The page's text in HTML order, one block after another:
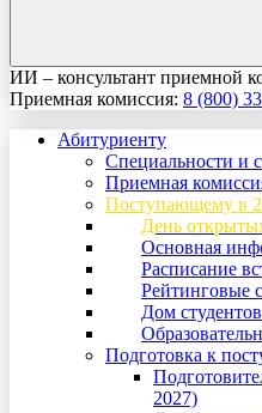
ИИ – консультант приемной
Приемная комиссия: 8 (800)
Абитуриенту
Специальности и
Приемная
Поступающему в
День
Основная
Расписание
Рейтинговые
Дом
Подготовка к
2027)